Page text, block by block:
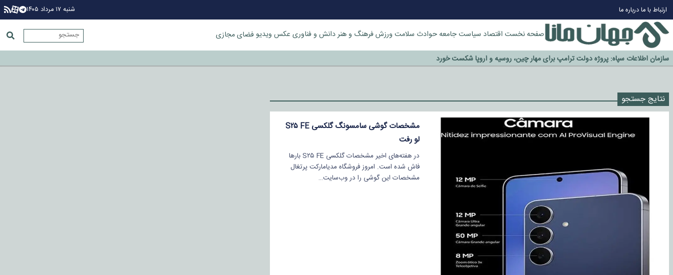
ارتباط با مادرباره ما شنبه ۱۷ مرداد ۱۴۰۵
صفحه نخست اقتصاد سیاستجامعهحوادث سلامت ورزشفرهنگ و هنردانش و فناوری عکس ویدیوفضای مجازی
چرا طلا دوباره افزایشی شد؟
اخراج رسمی چهره نامدار از پرسپولیس
سازمان اطلاعات سپاه: پروژه دولت ترامپ برای مهار چین، روسیه و اروپا شکست خورد
نتایج جستجو
مشخصات گوشی سامسونگ گلکسی S۲۵ FE
لو رفت
در هفته‌های اخیر مشخصات گلکسی S۲۵ FE بارها
فاش شده است. امروز فروشگاه مدیامارکت پرتغال
مشخصات این گوشی را در وب‌سایت…